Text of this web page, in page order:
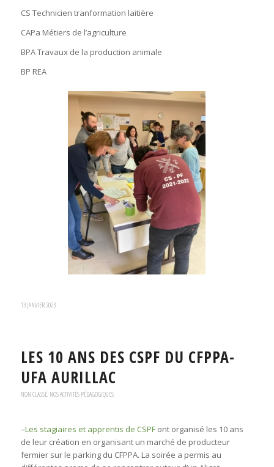
CS Technicien tranformation laitière
CAPa Métiers de l’agriculture
BPA Travaux de la production animale
BP REA
13 JANVIER 2023
LES 10 ANS DES CSPF DU CFPPA-
UFA AURILLAC
NON CLASSÉ, NOS ACTIVITÉS PÉDAGOGIQUES
–Les stagiaires et apprentis de CSPFont organisé les 10 ans
de leur création en organisant un marché de producteur
fermier sur le parking du CFPPA. La soirée a permis au